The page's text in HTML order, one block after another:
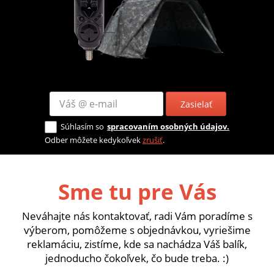
Zasielať
Súhlasím so spracovaním osobných údajov.
Odber môžete kedykoľvekzrušiť.
Sme tu pre Vás
Neváhajte nás kontaktovať, radi Vám poradíme s
výberom, pomôžeme s objednávkou, vyriešime
reklamáciu, zistíme, kde sa nachádza Váš balík,
jednoducho čokoľvek, čo bude treba. :)